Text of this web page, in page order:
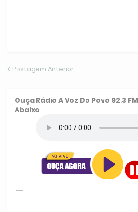
Postagem Anterior
Ouça Rádio A Voz Do Povo 92.3 FM
Abaixo